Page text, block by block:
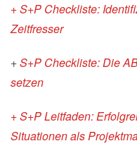
+ S+P Checkliste:
Zeitfresser
+S+P Checkliste: Die
setzen
+ S+P Leitfaden:
Situationen als